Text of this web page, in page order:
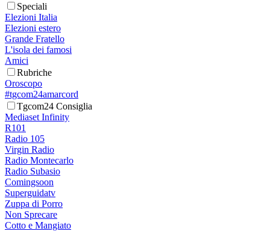
Speciali
Elezioni Italia
Elezioni estero
Grande Fratello
L'isola dei famosi
Amici
Rubriche
Oroscopo
#tgcom24amarcord
Tgcom24 Consiglia
Mediaset Infinity
R101
Radio 105
Virgin Radio
Radio Montecarlo
Radio Subasio
Comingsoon
Superguidatv
Zuppa di Porro
Non Sprecare
Cotto e Mangiato